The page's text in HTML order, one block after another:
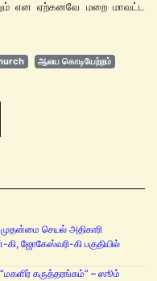
என ஏற்கனவே மறை மாவட்ட
ஆலய கொடியேற்றம்
முதன்மை செயல் அதிகாரி
ஜோகேஸ்வரி-கி பகுதியில்
“மகளிர் கருத்தரங்கம்” – ஸூம்